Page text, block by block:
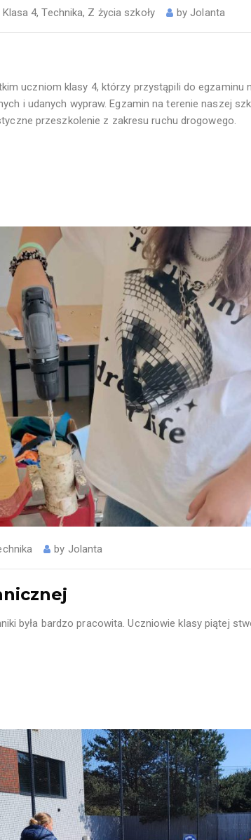
Klasa 4,Technika, Z życia szkoły byJolanta
uczniom klasy 4, którzy przystąpili do egzaminu
i udanych wypraw. Egzamin na terenie naszej
przeszkolenie z zakresu ruchu drogowego.
by Jolanta
była bardzo pracowita. Uczniowie klasy piątej